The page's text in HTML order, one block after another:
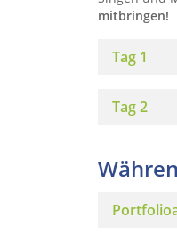
mitbringen!
Tag 1
Tag 2